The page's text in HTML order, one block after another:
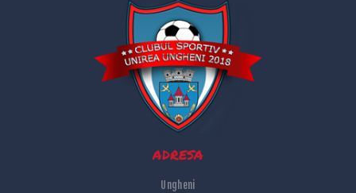
adresa
Ungheni